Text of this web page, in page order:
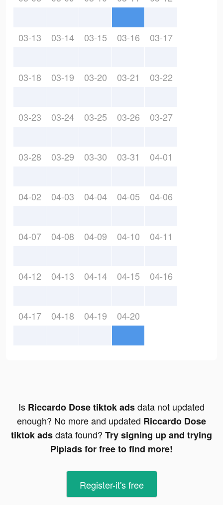
03-13 03-14 03-15 03-16 03-17
03-18 03-19 03-20 03-21 03-22
03-23 03-24 03-25 03-26 03-27
03-28 03-29 03-30 03-31 04-01
04-02 04-03 04-04 04-05 04-06
04-07 04-08 04-09 04-10 04-11
04-12 04-13 04-14 04-15 04-16
04-17 04-18 04-19 04-20
Is Riccardo Dose tiktok adsdata not updated
enough? No more and updated Riccardo Dose
tiktok adsdata found? Try signing up and trying
Pipiads for free to find more!
Register-it's free